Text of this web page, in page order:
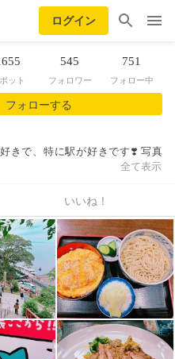
ログイン
ット
545
フォロワー
751
フォロー中
フォローする
きで、特に駅が好きです❣️ 写真
全て表示
いいね！